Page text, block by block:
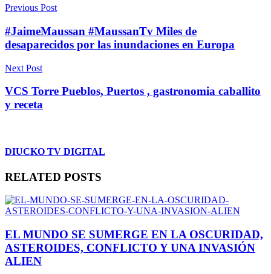
Previous Post
#JaimeMaussan #MaussanTv Miles de
desaparecidos por las inundaciones en Europa
Next Post
VCS Torre Pueblos, Puertos , gastronomia caballito
y receta
DIUCKO TV DIGITAL
RELATED POSTS
EL MUNDO SE SUMERGE EN LA OSCURIDAD,
ASTEROIDES, CONFLICTO Y UNA INVASIÓN
ALIEN